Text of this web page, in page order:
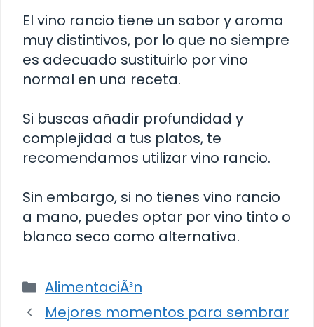
El vino rancio tiene un sabor y aroma
muy distintivos, por lo que no siempre
es adecuado sustituirlo por vino
normal en una receta.
Si buscas añadir profundidad y
complejidad a tus platos, te
recomendamos utilizar vino rancio.
Sin embargo, si no tienes vino rancio
a mano, puedes optar por vino tinto o
blanco seco como alternativa.
Categorías
AlimentaciÃ³n
Mejores momentos para sembrar